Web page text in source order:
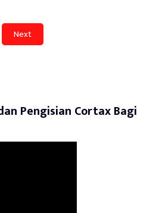
Next
Pengisian Cortax Bagi